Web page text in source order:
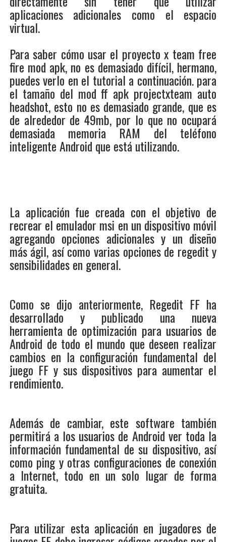
aplicaciones adicionales como el espacio
virtual.
Para saber cómo usar el proyecto x team free
fire mod apk, no es demasiado difícil, hermano,
puedes verlo en el tutorial a continuación. para
el tamaño del mod ff apk projectxteam auto
headshot, esto no es demasiado grande, que es
de alrededor de 49mb, por lo que no ocupará
demasiada memoria RAM del teléfono
inteligente Android que está utilizando.
La aplicación fue creada con el objetivo de
recrear el emulador msi en un dispositivo móvil
agregando opciones adicionales y un diseño
más ágil, así como varias opciones de regedit y
sensibilidades en general.
Como se dijo anteriormente, Regedit FF ha
desarrollado y publicado una nueva
herramienta de optimización para usuarios de
Android de todo el mundo que deseen realizar
cambios en la configuración fundamental del
juego FF y sus dispositivos para aumentar el
rendimiento.
Además de cambiar, este software también
permitirá a los usuarios de Android ver toda la
información fundamental de su dispositivo, así
como ping y otras configuraciones de conexión
a Internet, todo en un solo lugar de forma
gratuita.
Para utilizar esta aplicación en jugadores de